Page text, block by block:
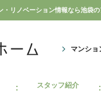
リノベーション情報なら池袋の
マンショ
スタッフ紹介